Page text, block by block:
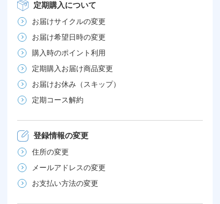
定期購入について
お届けサイクルの変更
お届け希望日時の変更
購入時のポイント利用
定期購入お届け商品変更
お届けお休み（スキップ）
定期コース解約
登録情報の変更
住所の変更
メールアドレスの変更
お支払い方法の変更